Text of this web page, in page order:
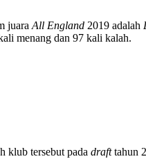
juara All England 2019 adalah
menang dan 97 kali kalah.
klub tersebut pada drafttahun